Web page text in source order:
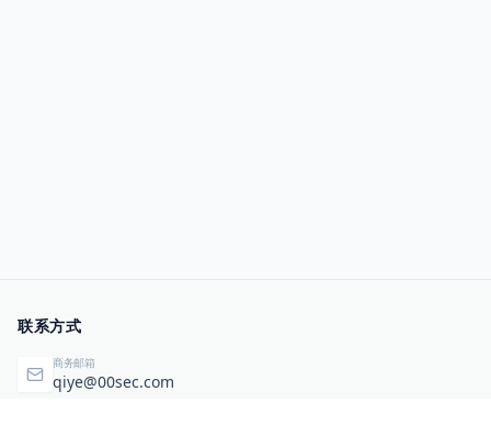
联系方式
商务邮箱
qiye@00sec.com